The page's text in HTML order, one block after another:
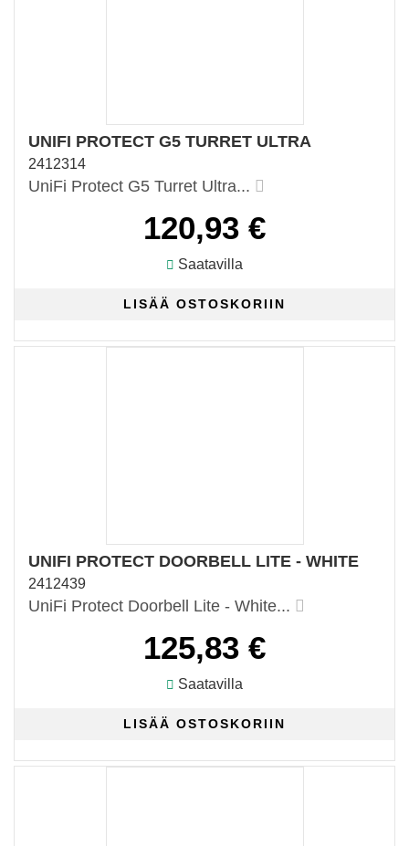
UNIFI PROTECT G5 TURRET ULTRA
2412314
UniFi Protect G5 Turret Ultra...
120,93 €
Saatavilla
UNIFI PROTECT DOORBELL LITE - WHITE
2412439
UniFi Protect Doorbell Lite - White...
125,83 €
Saatavilla